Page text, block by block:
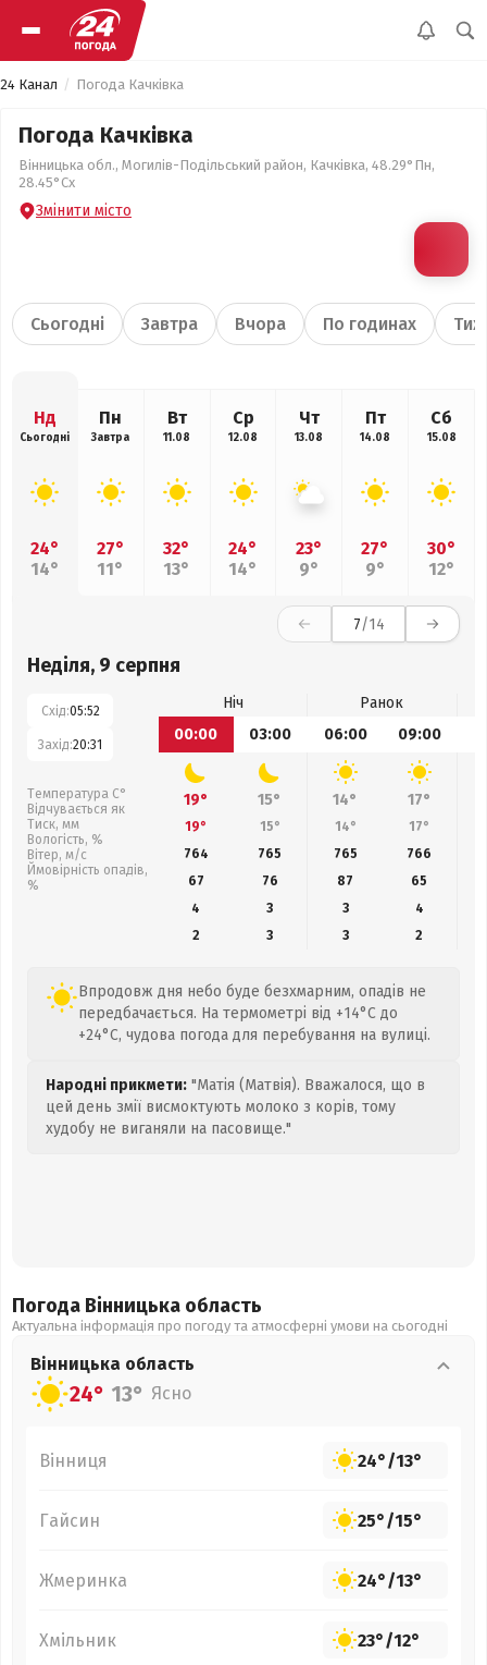
24 Канал Погода Качківка
Погода Качківка
Вінницька обл., Могилів-Подільський район, Качківка, 48.29°Пн,
28.45°Сх
Змінити місто
Сьогодні Завтра Вчора По годинах
Нд
Сьогодні
24°
14°
Пн
Завтра
27°
11°
Вт
11.08
32°
13°
Ср
12.08
24°
14°
Чт
13.08
23°
9°
Пт
14.08
27°
9°
Сб
15.08
30°
12°
7/14
Неділя, 9 серпня
Схід:05:52
Захід:20:31
Температура С°
Відчувається як
Тиск, мм
Вологість, %
Вітер, м/с
Ймовірність опадів,
%
Ніч
Ранок
00:00
03:00 06:00 09:00
19° 15° 14° 17°
19° 15° 14° 17°
764
765 765 766
67
76 87 65
4
3 3
4
2
3 3 2
Впродовж дня небо буде безхмарним, опадів не
передбачається. На термометрі від +14°C до
+24°C, чудова погода для перебування на вулиці.
Народні прикмети: "Матія (Матвія). Вважалося, що в
цей день змії висмоктують молоко з корів, тому
худобу не виганяли на пасовище."
Погода Вінницька область
Актуальна інформація про погоду та атмосферні умови на сьогодні
Вінницька область
24° 13° Ясно
Вінниця 24°/13°
Гайсин 25°/15°
Жмеринка 24°/13°
Хмільник 23°/12°